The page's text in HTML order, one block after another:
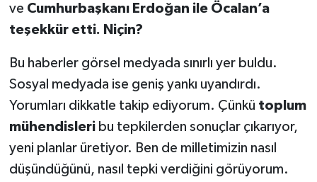
ve Cumhurbaşkanı Erdoğan ile Öcalan’a
teşekkür etti. Niçin?
Bu haberler görsel medyada sınırlı yer buldu.
Sosyal medyada ise geniş yankı uyandırdı.
Yorumları dikkatle takip ediyorum. Çünkü toplum
mühendisleribu tepkilerden sonuçlar çıkarıyor,
yeni planlar üretiyor. Ben de milletimizin nasıl
düşündüğünü, nasıl tepki verdiğini görüyorum.